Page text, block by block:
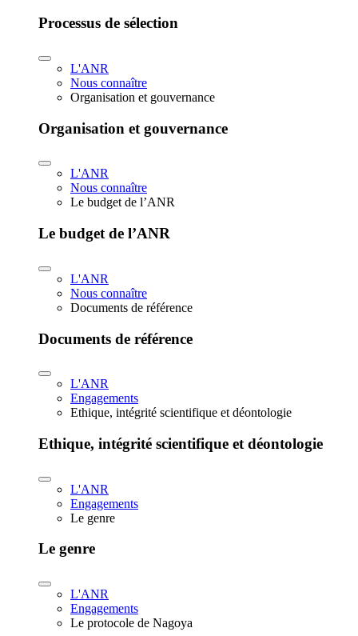
Processus de sélection
L'ANR
Nous connaître
Organisation et gouvernance
Organisation et gouvernance
L'ANR
Nous connaître
Le budget de l’ANR
Le budget de l’ANR
L'ANR
Nous connaître
Documents de référence
Documents de référence
L'ANR
Engagements
Ethique, intégrité scientifique et déontologie
Ethique, intégrité scientifique et déontologie
L'ANR
Engagements
Le genre
Le genre
L'ANR
Engagements
Le protocole de Nagoya